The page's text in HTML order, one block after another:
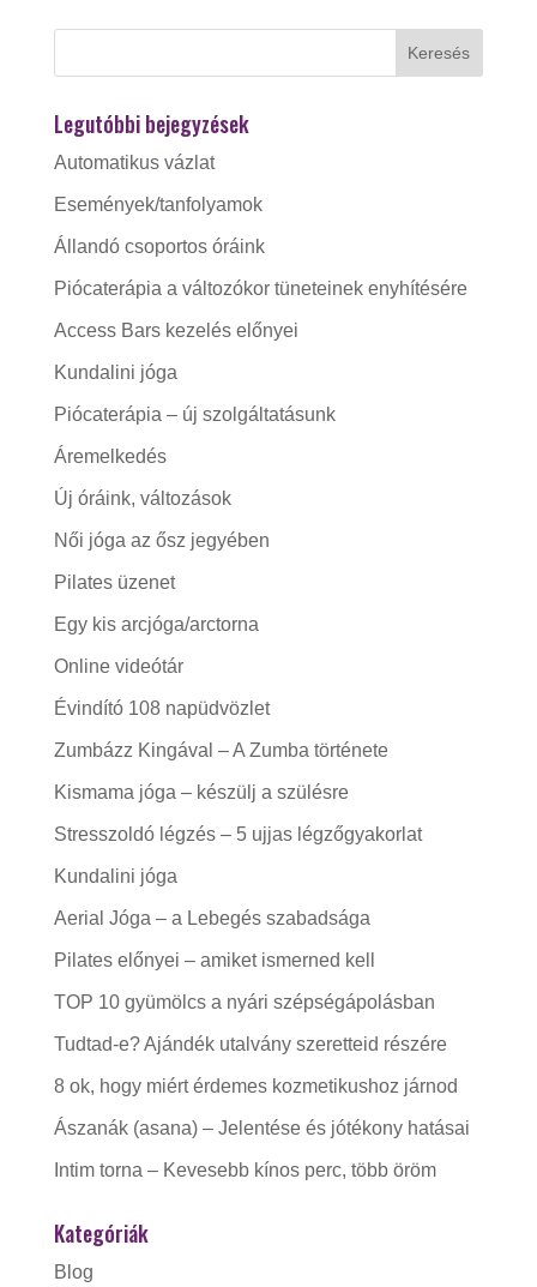
Legutóbbi bejegyzések
Automatikus vázlat
Események/tanfolyamok
Állandó csoportos óráink
Piócaterápia a változókor tüneteinek enyhítésére
Access Bars kezelés előnyei
Kundalini jóga
Piócaterápia – új szolgáltatásunk
Áremelkedés
Új óráink, változások
Női jóga az ősz jegyében
Pilates üzenet
Egy kis arcjóga/arctorna
Online videótár
Évindító 108 napüdvözlet
Zumbázz Kingával – A Zumba története
Kismama jóga – készülj a szülésre
Stresszoldó légzés – 5 ujjas légzőgyakorlat
Kundalini jóga
Aerial Jóga – a Lebegés szabadsága
Pilates előnyei – amiket ismerned kell
TOP 10 gyümölcs a nyári szépségápolásban
Tudtad-e? Ajándék utalvány szeretteid részére
8 ok, hogy miért érdemes kozmetikushoz járnod
Ászanák (asana) – Jelentése és jótékony hatásai
Intim torna – Kevesebb kínos perc, több öröm
Kategóriák
Blog